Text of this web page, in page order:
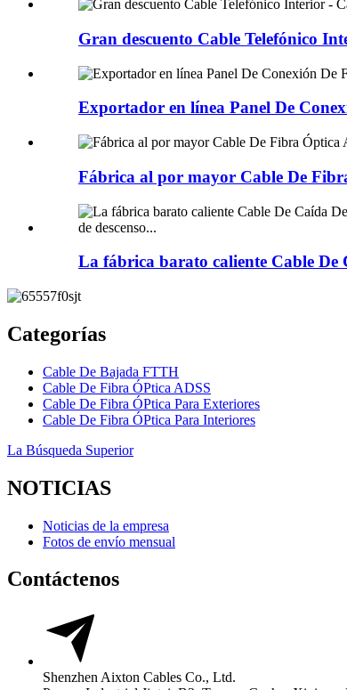
Gran descuento Cable Telefónico
Exportador en línea Panel De
Fábrica al por mayor Cable De
La fábrica barato caliente Cable De
Categorías
Cable De Bajada FTTH
Cable De Fibra ÓPtica ADSS
Cable De Fibra ÓPtica Para Exteriores
Cable De Fibra ÓPtica Para Interiores
La Búsqueda Superior
NOTICIAS
Noticias de la empresa
Fotos de envío mensual
Contáctenos
Shenzhen Aixton Cables Co., Ltd.